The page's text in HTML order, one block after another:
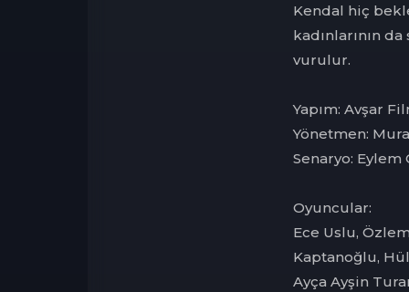
Kendal hiç
kadınlarının
vurulur.
Yapım: Avşar
Yönetmen:
Senaryo:
Oyuncular:
Ece Uslu,
Kaptanoğlu,
Ayça Ayşin